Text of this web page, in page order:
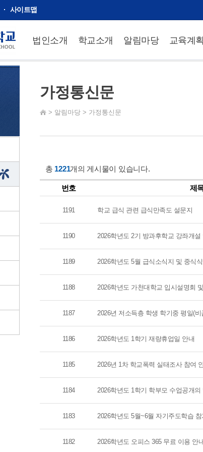
사이트맵
법인소개 학교소개 알림마당 교육계획
가정통신문
> 알림마당 > 가정통신문
총 1221개의 게시물이 있습니다.
번호 제
1191 학교 급식 관련 급식만족도 설문지
1190 2026학년도 2기 방과후학교 강좌개설
1189 2026학년도 5월 급식소식지 및 중식
1188 2026학년도 가천대학교 입시설명회
1187 2026년 저소득층 학생 학기중 평일(
1186 2026학년도 1학기 재량휴업일 안내
1185 2026년 1차 학교폭력 실태조사 참여
1184 2026학년도 1학기 학부모 수업공개의
1183 2026학년도 5월~6월 자기주도학습 참
1182 2026학년도 오피스 365 무료 이용 안